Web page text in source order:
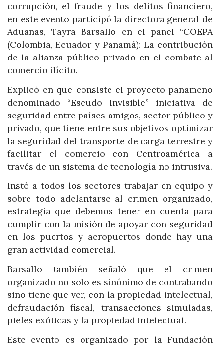
corrupción, el fraude y los delitos financiero,
en este evento participó la directora general de
Aduanas, Tayra Barsallo en el panel “COEPA
(Colombia, Ecuador y Panamá): La contribución
de la alianza público-privado en el combate al
comercio ilícito.
Explicó en que consiste el proyecto panameño
denominado “Escudo Invisible” iniciativa de
seguridad entre países amigos, sector público y
privado, que tiene entre sus objetivos optimizar
la seguridad del transporte de carga terrestre y
facilitar el comercio con Centroamérica a
través de un sistema de tecnología no intrusiva.
Instó a todos los sectores trabajar en equipo y
sobre todo adelantarse al crimen organizado,
estrategia que debemos tener en cuenta para
cumplir con la misión de apoyar con seguridad
en los puertos y aeropuertos donde hay una
gran actividad comercial.
Barsallo también señaló que el crimen
organizado no solo es sinónimo de contrabando
sino tiene que ver, con la propiedad intelectual,
defraudación fiscal, transacciones simuladas,
pieles exóticas y la propiedad intelectual.
Este evento es organizado por la Fundación